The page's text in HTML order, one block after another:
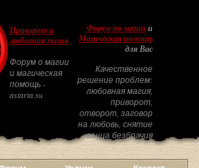
Приворот и
любовная магия
Форум о магии
и магическая
помощь -
astarta.su
Форум по магиии
Магическая помощь
для Вас
Качественное
решение проблем:
любовная магия,
приворот,
отворот, заговор
на любовь, снятие
венца безбрачия